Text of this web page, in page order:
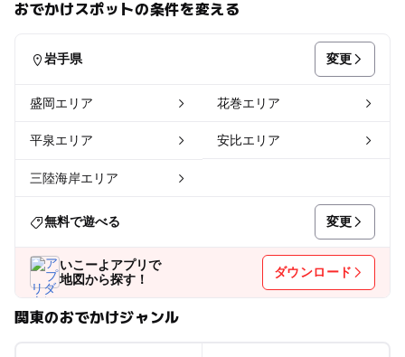
おでかけスポットの条件を変える
岩手県 変更
盛岡エリア 花巻エリア
平泉エリア 安比エリア
三陸海岸エリア
無料で遊べる 変更
いこーよアプリで
地図から探す！
ダウンロード
関東のおでかけジャンル